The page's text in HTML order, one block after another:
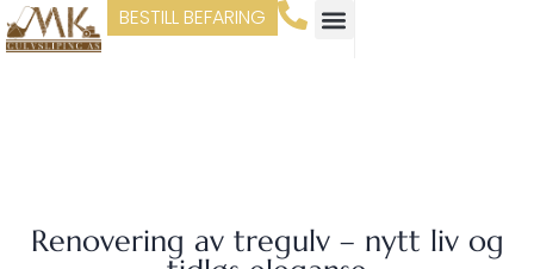
BESTILL BEFARING
Renovering av tregulv – nytt liv og